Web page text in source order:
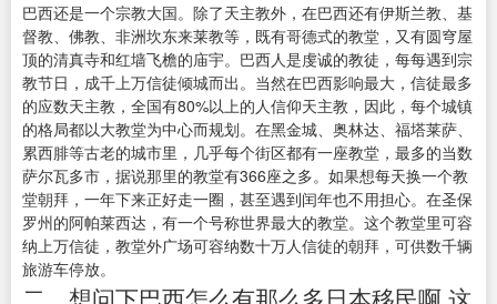
巴西还是一个宗教大国。除了天主教外，在巴西还有伊斯兰教、基
督教、佛教、非洲坎东来莱教等，既有哥德式的教堂，又有圆穹屋
顶的清真寺和红墙飞檐的庙宇。巴西人是虔诚的教徒，每每遇到宗
教节日，成千上万信徒倾城而出。当然在巴西影响最大，信徒最多
的应数天主教，全国有80%以上的人信仰天主教，因此，每个城镇
的格局都以大教堂为中心而规划。在黑金城、奥林达、福塔莱萨、
累西腓等古老的城市里，几乎每个街区都有一座教堂，最多的当数
萨尔瓦多市，据说那里的教堂有366座之多。如果想每天换一个教
堂朝拜，一年下来正好走一圈，甚至遇到闰年也不用担心。在圣保
罗州的阿帕莱西达，有一个号称世界最大的教堂。这个教堂里可容
纳上万信徒，教堂外广场可容纳数十万人信徒的朝拜，可供数千辆
旅游车停放。